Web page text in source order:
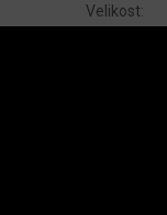
Velikost:
Z